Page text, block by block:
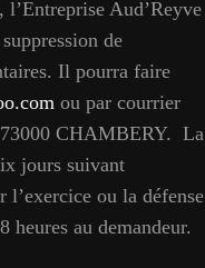
Aud’Reyve
de
Il pourra faire
ou par courrier
73000 CHAMBERY. La
jours suivant
l’exercice ou la défense
heures au demandeur.